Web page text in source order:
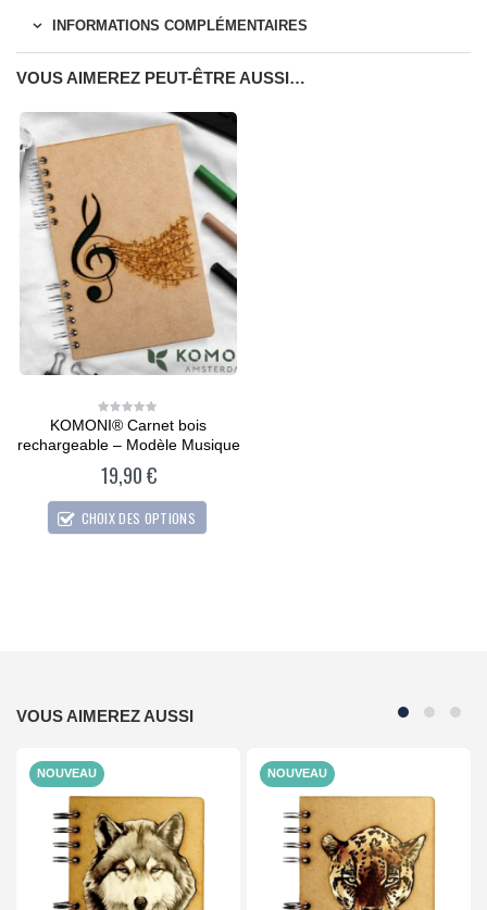
INFORMATIONS COMPLÉMENTAIRES
VOUS AIMEREZ PEUT-ÊTRE AUSSI…
0
out
of
KOMONI® Carnet bois
rechargeable – Modèle Musique
19,90€
CHOIX DES OPTIONS
VOUS AIMEREZ AUSSI
NOUVEAU NOUVEAU